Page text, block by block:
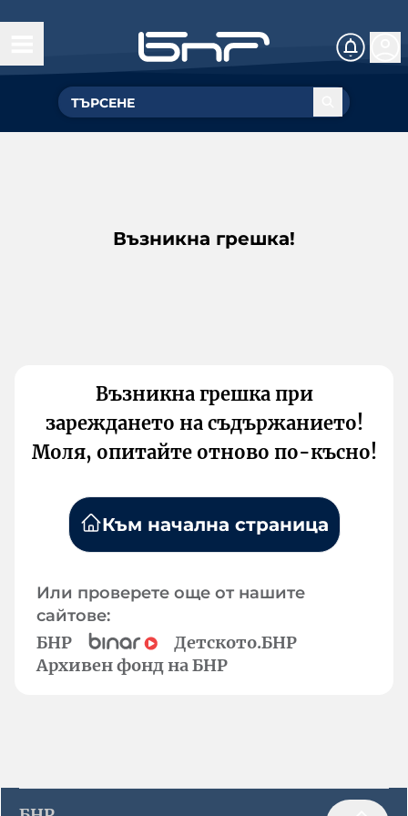
Възникна грешка!
Възникна грешка при
зареждането на съдържанието!
Моля, опитайте отново по-късно!
Към начална страница
Или проверете още от нашите
сайтове:
БНР
Детското.БНР
Архивен фонд на БНР